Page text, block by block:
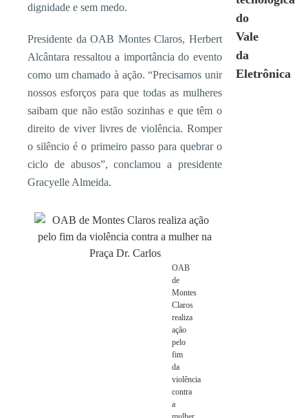
dignidade e sem medo.
Presidente da OAB Montes Claros, Herbert
Alcântara ressaltou a importância do evento
como um chamado à ação. “Precisamos unir
nossos esforços para que todas as mulheres
saibam que não estão sozinhas e que têm o
direito de viver livres de violência. Romper
o silêncio é o primeiro passo para quebrar o
ciclo de abusos”, conclamou a presidente
Gracyelle Almeida.
OAB
de
Montes
Claros
realiza
ação
pelo
fim
da
violência
contra
a
do
Vale
da
Eletrônica